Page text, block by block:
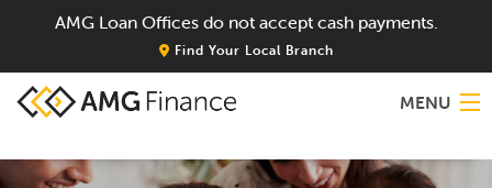
AMG Loan Offices do not accept cash payments.
Find Your Local Branch
MENU